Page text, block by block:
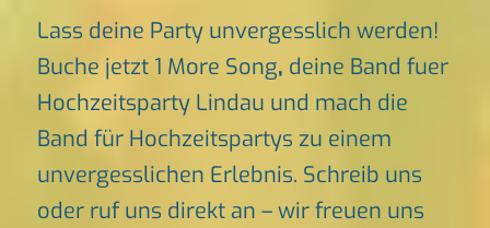
Lass deine Party unvergesslich werden!
Buche jetzt 1 More Song, deine Band fuer
Hochzeitsparty Lindau und mach die
Band für Hochzeitspartys zu einem
unvergesslichen Erlebnis. Schreib uns
oder ruf uns direkt an – wir freuen uns